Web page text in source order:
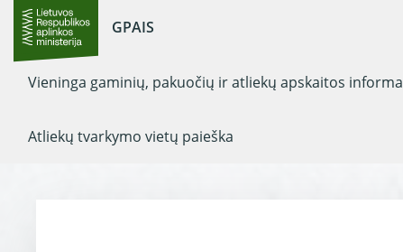
GPAIS
Vieninga gaminių, pakuočių ir atliekų apskaitos
Atliekų tvarkymo vietų paieška